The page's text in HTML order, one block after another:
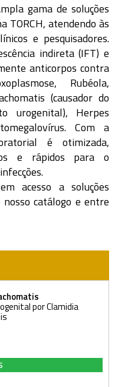
gama de soluções
TORCH, atendendo às
e pesquisadores.
indireta (IFT) e
anticorpos contra
Rubéola,
(causador do
urogenital), Herpes
Com a
é otimizada,
e rápidos para o
acesso a soluções
catálogo e entre
por Clamidia